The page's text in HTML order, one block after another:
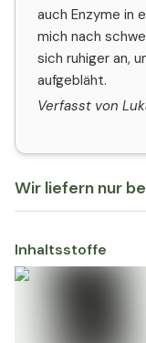
auch Enzyme in
mich nach
sich ruhiger an,
aufgebläht.
Verfasst von
Wir liefern nur
Inhaltsstoffe